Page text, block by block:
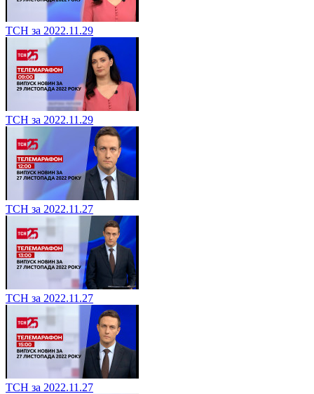
ТСН за 2022.11.29
ТСН за 2022.11.29
ТСН за 2022.11.27
ТСН за 2022.11.27
ТСН за 2022.11.27